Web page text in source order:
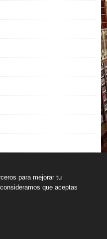
para mejorar tu
que aceptas